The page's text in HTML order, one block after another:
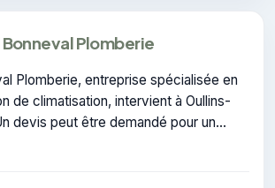
Plomberie
Plomberie, entreprise spécialisée en
de climatisation, intervient à Oullins-
devis peut être demandé pour un